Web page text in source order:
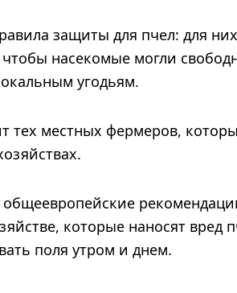
защиты для пчел: для
насекомые могли
угодьям.
тех местных фермеров,
которые наносят
поля утром и днем.